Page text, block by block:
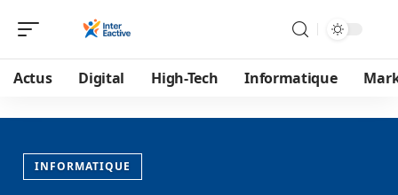
Actus Digital High-Tech Informatique
INFORMATIQUE